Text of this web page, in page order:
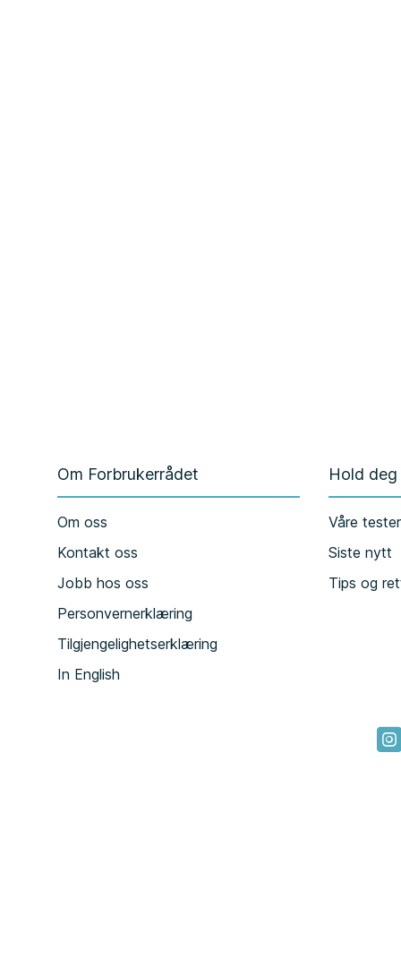
Om Forbrukerrådet
Om oss
Kontakt oss
Jobb hos oss
Personvernerklæring
Tilgjengelighetserklæring
In English
Hold
Våre tester
Siste nytt
Tips og